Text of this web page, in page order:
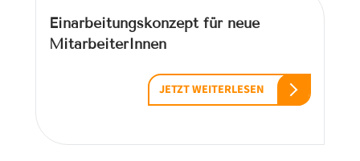
Einarbeitungskonzept für neue
MitarbeiterInnen
JETZT WEITERLESEN